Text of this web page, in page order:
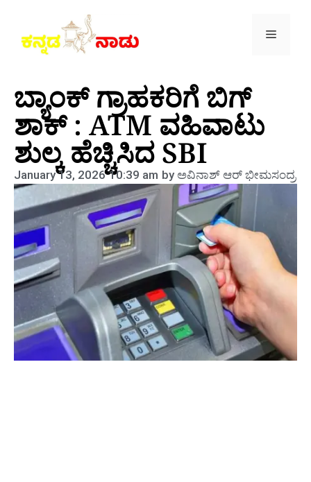
ಬ್ಯಾಂಕ್‌ ಗ್ರಾಹಕರಿಗೆ ಬಿಗ್‌
ಶಾಕ್‌ : ATM ವಹಿವಾಟು
ಶುಲ್ಕ ಹೆಚ್ಚಿಸಿದ SBI
January 13, 2026 10:39 am byಅವಿನಾಶ್‌ ಆರ್‌ ಭೀಮಸಂದ್ರ